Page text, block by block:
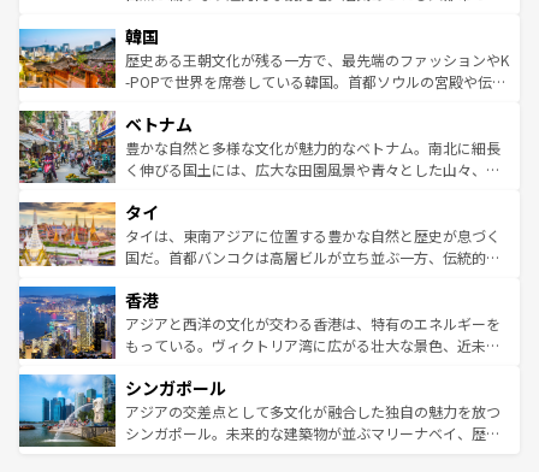
ワイを、存分に味わってほしい。 なお、新着のハワイ情報
はコンテンツ一覧を参照してほしい。
いる。アクティビティも充実しており、サーフィンやダイ
ビング、ハイキングなど、アウトドア好きにはたまらな
い。オーストラリアの多彩な魅力を存分に味わいつくそ
参照してほしい。
ン）、静ひつな山岳地帯である台湾東部など、都市の喧騒
と山間の静けさが共存しており、訪れる人に新しい発見と
驚きをもたらしてくれる。また、奥深い台湾の食文化も魅
容にもいいと評判のスイーツなど、バラエティ豊かな料理
が味わえる。 なお、新着の台湾情報は コンテンツ一覧を参
照してほしい。
韓国
歴史ある王朝文化が残る一方で、最先端のファッションやK
-POPで世界を席巻している韓国。首都ソウルの宮殿や伝統
き、地方に足を延ばせば四季折々の自然美を楽しむことが
できる。そして、キムチや焼肉、絶品のストリートフード
まで、さまざまな韓国料理が待っている。夜には、韓国な
リティに包まれながら、韓国の多彩な魅力を心ゆくまで味
わってみてほしい。 なお、新着の韓国情報はコンテンツ一
覧を参照してほしい。
ベトナム
豊かな自然と多様な文化が魅力的なベトナム。南北に細長
く伸びる国土には、広大な田園風景や青々とした山々、世
急速な発展と共に伝統が息づく。ハノイの古い町並みやホ
ーチミン市のフランス統治時代の建物も、独特の雰囲気を
醸し出している。また、バラエティの豊かさとおいしさで
とつ。フォーやバインミー、ベトナムコーヒーなどは、ぜ
ひ現地で味わいたい。どの地域を訪れてもあたたかい人々
が旅行者を迎えてくれるので、きっと忘れられない旅にな
参照してほしい。
タイ
タイは、東南アジアに位置する豊かな自然と歴史が息づく
国だ。首都バンコクは高層ビルが立ち並ぶ一方、伝統的な
の活気が交差している。北部ではチェンマイなどの山岳地
帯で自然と触れ合い、南部ではプーケットやクラビの美し
いビーチでリゾート気分を楽しむことができる。タイ料理
激する。気候は一年中温暖で、どの季節にも異なる楽しみ
が待っている。親しみやすいタイの人々、仏教を中心とし
た文化、そして多様な観光資源が、訪れる旅人を魅了し続
香港
アジアと西洋の文化が交わる香港は、特有のエネルギーを
もっている。ヴィクトリア湾に広がる壮大な景色、近未来
み、どこを訪れても感動するはず。観光スポットが密集し
ており、効率よく見どころを回れるのも魅力。息をのむよ
うな絶景から文化的な体験まで、香港を存分に楽しみ尽く
シンガポール
アジアの交差点として多文化が融合した独自の魅力を放つ
シンガポール。未来的な建築物が並ぶマリーナベイ、歴史